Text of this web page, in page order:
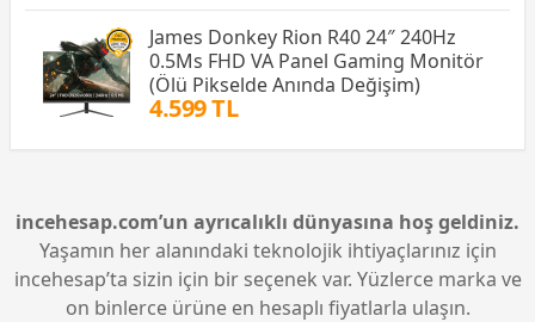
James Donkey Rion R40 24″ 240Hz
0.5Ms FHD VA Panel Gaming Monitör
(Ölü Pikselde Anında Değişim)
4.599 TL
incehesap.com’un ayrıcalıklı dünyasına hoş geldiniz.
Yaşamın her alanındaki teknolojik ihtiyaçlarınız için
incehesap’ta sizin için bir seçenek var. Yüzlerce marka ve
on binlerce ürüne en hesaplı fiyatlarla ulaşın.